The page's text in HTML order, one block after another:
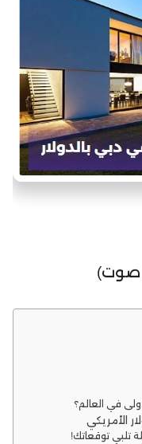
في العالم؟
الأمريكي
تلبي توقعاتك!